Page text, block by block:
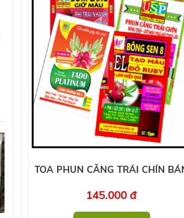
TOA PHUN CĂNG TRÁI CHÍN
145.000 đ